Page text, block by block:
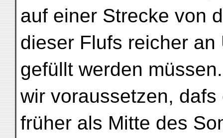
auf einer Strecke von
dieser Flufs reicher
gefüllt werden
wir voraussetzen,
früher als Mitte des